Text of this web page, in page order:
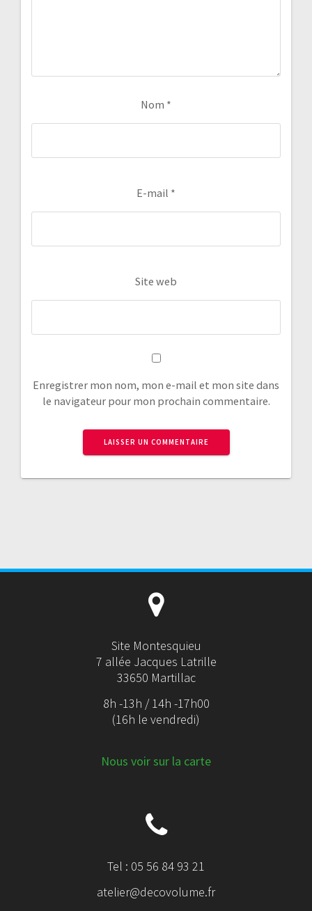
Nom *
E-mail *
Site web
Enregistrer mon nom, mon e-mail et mon site dans
le navigateur pour mon prochain commentaire.
Site Montesquieu
7 allée Jacques Latrille
33650 Martillac
8h -13h / 14h -17h00
(16h le vendredi)
Nous voir sur la carte
Tel : 05 56 84 93 21
atelier@decovolume.fr